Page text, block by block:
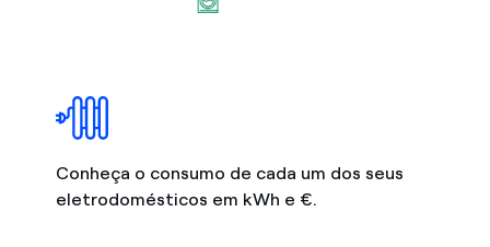
Conheça o consumo de cada um dos seus
eletrodomésticos em kWh e €.